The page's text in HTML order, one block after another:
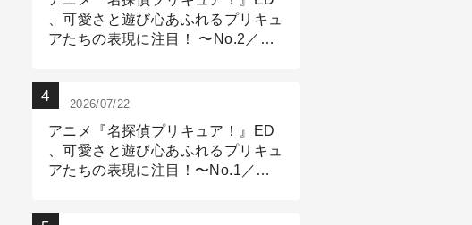
、可愛さと遊び心あふれるプリキュ
アたちの表現に注目！ 〜No.2／モ
2026/07/22
アニメ『名探偵プリキュア！』ED
、可愛さと遊び心あふれるプリキュ
アたちの表現に注目！〜No.1／演